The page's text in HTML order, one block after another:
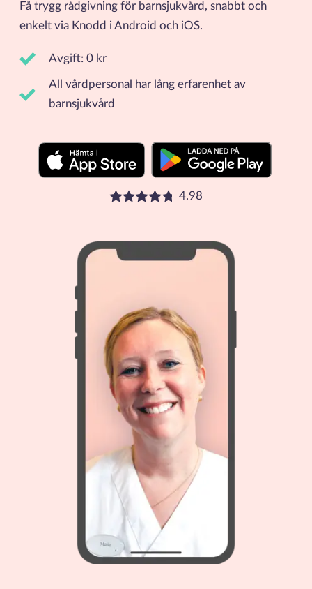
Få trygg rådgivning för barnsjukvård, snabbt och
enkelt via Knodd i Android och iOS.
Avgift: 0 kr
All vårdpersonal har lång erfarenhet av
barnsjukvård
Betyg: 4.98 stjärnor 4.98